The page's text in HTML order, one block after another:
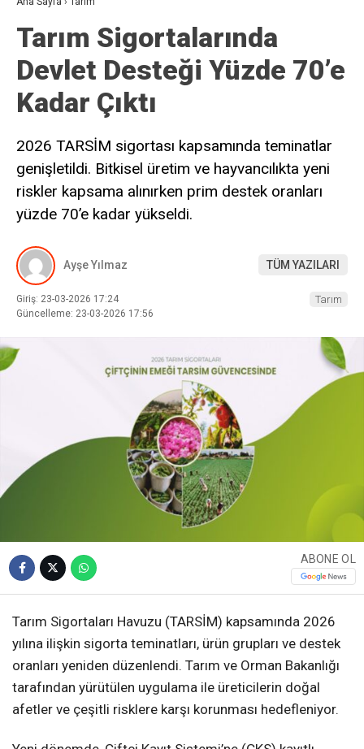
Tarım Sigortalarında
Devlet Desteği Yüzde 70’e
Kadar Çıktı
2026 TARSİM sigortası kapsamında teminatlar
genişletildi. Bitkisel üretim ve hayvancılıkta yeni
riskler kapsama alınırken prim destek oranları
yüzde 70’e kadar yükseldi.
Ayşe Yılmaz TÜM YAZILARI
Giriş: 23-03-2026 17:24
Güncelleme: 23-03-2026 17:56
Tarım
ABONE OL
Tarım Sigortaları Havuzu (TARSİM) kapsamında 2026
yılına ilişkin sigorta teminatları, ürün grupları ve destek
oranları yeniden düzenlendi. Tarım ve Orman Bakanlığı
tarafından yürütülen uygulama ile üreticilerin doğal
afetler ve çeşitli risklere karşı korunması hedefleniyor.